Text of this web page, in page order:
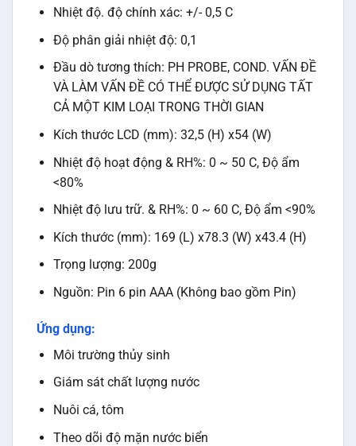
Nhiệt độ. độ chính xác: +/- 0,5 C
Độ phân giải nhiệt độ: 0,1
Đầu dò tương thích: PH PROBE, COND. VẤN ĐỀ
VÀ LÀM VẤN ĐỀ CÓ THỂ ĐƯỢC SỬ DỤNG TẤT
CẢ MỘT KIM LOẠI TRONG THỜI GIAN
Kích thước LCD (mm): 32,5 (H) x54 (W)
Nhiệt độ hoạt động & RH%: 0 ~ 50 C, Độ ẩm
<80%
Nhiệt độ lưu trữ. & RH%: 0 ~ 60 C, Độ ẩm <90%
Kích thước (mm): 169 (L) x78.3 (W) x43.4 (H)
Trọng lượng: 200g
Nguồn: Pin 6 pin AAA (Không bao gồm Pin)
Ứng dụng:
Môi trường thủy sinh
Giám sát chất lượng nước
Nuôi cá, tôm
Theo dõi độ mặn nước biển